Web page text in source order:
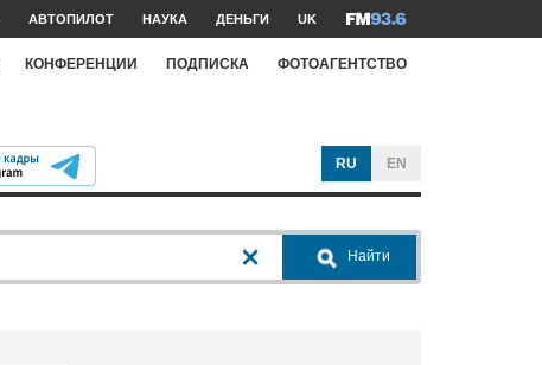
АВТОПИЛОТ НАУКА ДЕНЬГИ UK
КОНФЕРЕНЦИИ ПОДПИСКА ФОТОАГЕНТСТВО
RU EN
Найти